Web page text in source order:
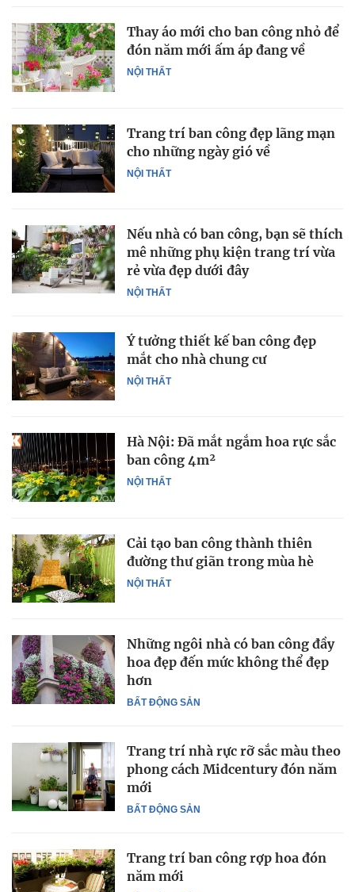
NỘI THẤT
Thay áo mới cho ban công nhỏ để
đón năm mới ấm áp đang về
NỘI THẤT
Trang trí ban công đẹp lãng mạn
cho những ngày gió về
NỘI THẤT
Nếu nhà có ban công, bạn sẽ thích
mê những phụ kiện trang trí vừa
rẻ vừa đẹp dưới đây
NỘI THẤT
Ý tưởng thiết kế ban công đẹp
mắt cho nhà chung cư
NỘI THẤT
Hà Nội: Đã mắt ngắm hoa rực sắc
ban công 4m²
NỘI THẤT
Cải tạo ban công thành thiên
đường thư giãn trong mùa hè
BẤT ĐỘNG SẢN
Những ngôi nhà có ban công đầy
hoa đẹp đến mức không thể đẹp
hơn
BẤT ĐỘNG SẢN
Trang trí nhà rực rỡ sắc màu theo
phong cách Midcentury đón năm
mới
Trang trí ban công rợp hoa đón
năm mới